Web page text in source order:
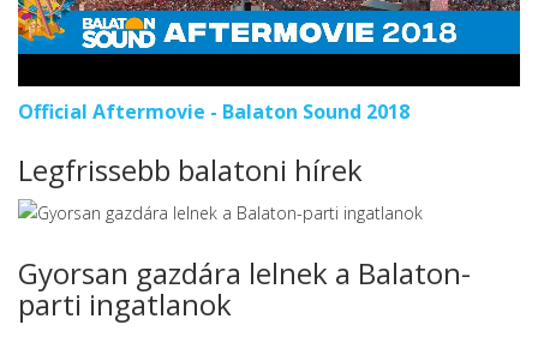
Official Aftermovie - Balaton Sound 2018
Legfrissebb balatoni hírek
Gyorsan gazdára lelnek a Balaton-
parti ingatlanok